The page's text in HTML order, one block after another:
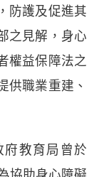
防護及促進其
之見解，身心
權益保障法之
供職業重建、
教育局曾於